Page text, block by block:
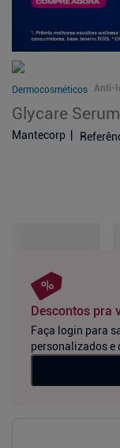
Dermocosméticos Anti-
Glycare
Mantecorp
Descontos pra
Faça login para
personalizados e